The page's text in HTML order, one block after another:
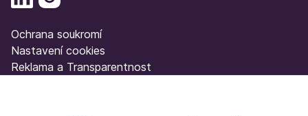
Ochrana soukromí
Nastavení cookies
Reklama a Transparentnost